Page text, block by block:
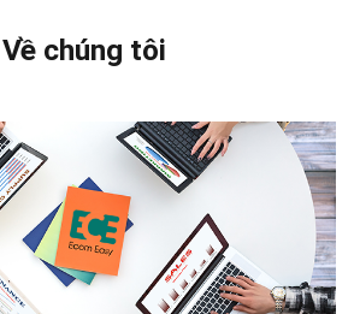
Về chúng tôi